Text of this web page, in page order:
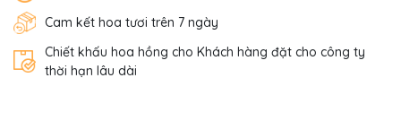
Cam kết hoa tươi trên 7 ngày
Chiết khấu hoa hồng cho Khách hàng đặt cho công ty
thời hạn lâu dài